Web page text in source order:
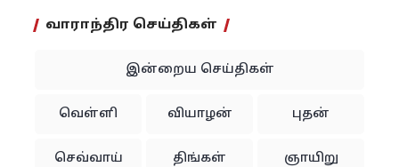
வாராந்திர செய்திகள்
இன்றைய செய்திகள்
வெள்ளி வியாழன் புதன்
செவ்வாய் திங்கள் ஞாயிறு